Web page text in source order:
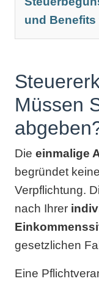
und
Müssen
Die einmalige
begründet
Verpflichtung.
nach Ihrer
gesetzlichen
Eine